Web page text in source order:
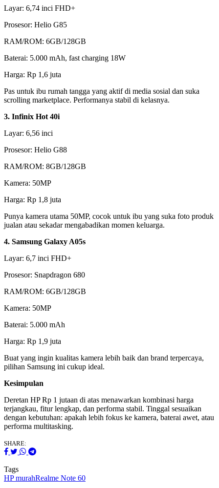
Layar: 6,74 inci FHD+
Prosesor: Helio G85
RAM/ROM: 6GB/128GB
Baterai: 5.000 mAh, fast charging 18W
Harga: Rp 1,6 juta
Pas untuk ibu rumah tangga yang aktif di media sosial dan suka
scrolling marketplace. Performanya stabil di kelasnya.
3. Infinix Hot 40i
Layar: 6,56 inci
Prosesor: Helio G88
RAM/ROM: 8GB/128GB
Kamera: 50MP
Harga: Rp 1,8 juta
Punya kamera utama 50MP, cocok untuk ibu yang suka foto produk
jualan atau sekadar mengabadikan momen keluarga.
4. Samsung Galaxy A05s
Layar: 6,7 inci FHD+
Prosesor: Snapdragon 680
RAM/ROM: 6GB/128GB
Kamera: 50MP
Baterai: 5.000 mAh
Harga: Rp 1,9 juta
Buat yang ingin kualitas kamera lebih baik dan brand terpercaya,
pilihan Samsung ini cukup ideal.
Kesimpulan
Deretan HP Rp 1 jutaan di atas menawarkan kombinasi harga
terjangkau, fitur lengkap, dan performa stabil. Tinggal sesuaikan
dengan kebutuhan: apakah lebih fokus ke kamera, baterai awet, atau
performa multitasking.
SHARE:
Tags
HP murahRealme Note 60